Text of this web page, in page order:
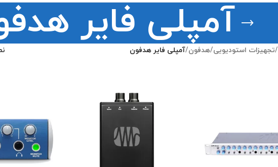
آمپلی فایر
/تجهیزات استودیویی/هدفون/آمپلی فایر هدفون